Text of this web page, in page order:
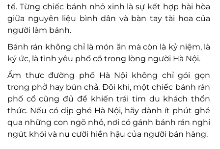
tế. Từng chiếc bánh nhỏ xinh là sự kết hợp hài hòa
giữa nguyên liệu bình dân và bàn tay tài hoa của
người làm bánh.
Bánh rán không chỉ là món ăn mà còn là kỷ niệm, là
ký ức, là tình yêu phố cổ trong lòng người Hà Nội.
Ẩm thực đường phố Hà Nội không chỉ gói gọn
trong phở hay bún chả. Đôi khi, một chiếc bánh rán
phố cổ cũng đủ để khiến trái tim du khách thổn
thức. Nếu có dịp ghé Hà Nội, hãy dành ít phút ghé
qua những con ngõ nhỏ, nơi có gánh bánh rán nghi
ngút khói và nụ cười hiền hậu của người bán hàng.